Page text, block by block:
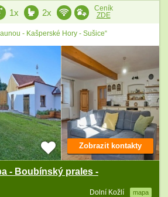
1x 2x
Ceník
ZDE
- Kašperské Hory - Sušice“
- Boubínský prales -
Dolní Kožlí mapa
Zobrazit kontakty